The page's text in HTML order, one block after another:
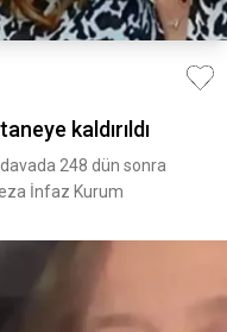
kaldırıldı
davada 248 dün sonra
İnfaz Kurum